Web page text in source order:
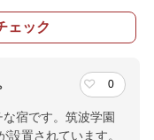
ェック
0
宿です。筑波学園
置されています。